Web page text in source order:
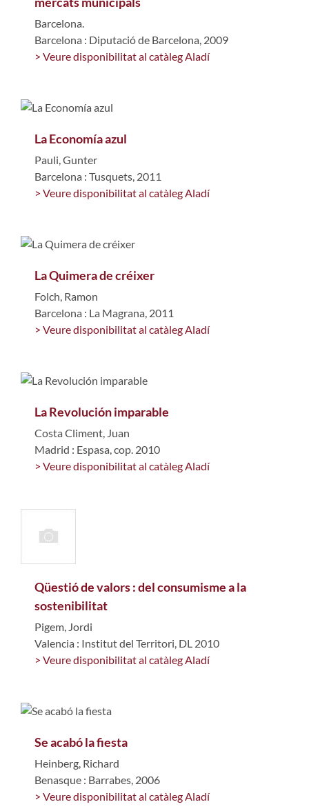
Barcelona.
Barcelona : Diputació de Barcelona, 2009
> Veure disponibilitat al catàleg Aladí
La Economía azul
Pauli, Gunter
Barcelona : Tusquets, 2011
> Veure disponibilitat al catàleg Aladí
La Quimera de créixer
Folch, Ramon
Barcelona : La Magrana, 2011
> Veure disponibilitat al catàleg Aladí
La Revolución imparable
Costa Climent, Juan
Madrid : Espasa, cop. 2010
> Veure disponibilitat al catàleg Aladí
Qüestió de valors : del consumisme a la
sostenibilitat
Pigem, Jordi
Valencia : Institut del Territori, DL 2010
> Veure disponibilitat al catàleg Aladí
Se acabó la fiesta
Heinberg, Richard
Benasque : Barrabes, 2006
> Veure disponibilitat al catàleg Aladí